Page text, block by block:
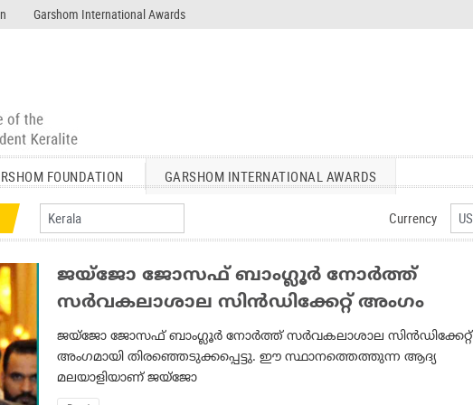
Garshom International Awards
FOUNDATION GARSHOM INTERNATIONAL AWARDS
Currency
ജയ്‌ജോ ജോസഫ് ബാംഗ്ലൂർ നോർത്ത്
സർവകലാശാല സിൻഡിക്കേറ്റ് അംഗം
ജയ്‌ജോ ജോസഫ് ബാംഗ്ലൂർ നോർത്ത് സർവകലാശാല സിൻഡിക്കേറ്റ്
അംഗമായി തിരഞ്ഞെടുക്കപ്പെട്ടു. ഈ സ്ഥാനത്തെത്തുന്ന ആദ്യ
മലയാളിയാണ് ജയ്‌ജോ